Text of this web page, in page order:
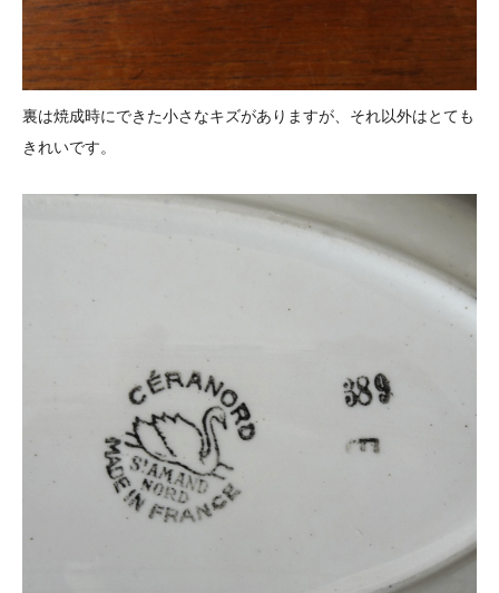
裏は焼成時にできた小さなキズがありますが、それ以外はとても
きれいです。